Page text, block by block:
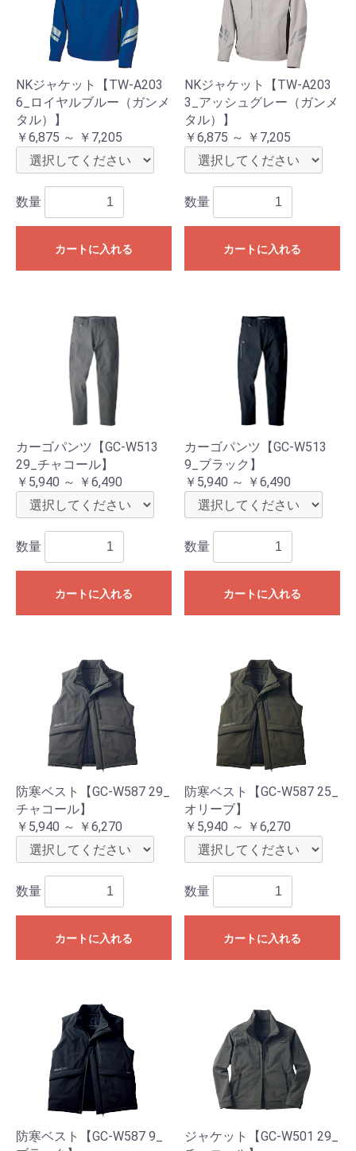
NKジャケット【TW-A203
6_ロイヤルブルー（ガンメ
タル）】
￥6,875 ～ ￥7,205
数量
カートに入れる
NKジャケット【TW-A203
3_アッシュグレー（ガンメ
タル）】
￥6,875 ～ ￥7,205
数量
カートに入れる
カーゴパンツ【GC-W513
29_チャコール】
￥5,940 ～ ￥6,490
数量
カートに入れる
カーゴパンツ【GC-W513
9_ブラック】
￥5,940 ～ ￥6,490
数量
カートに入れる
防寒ベスト【GC-W587 29_
チャコール】
￥5,940 ～ ￥6,270
数量
カートに入れる
防寒ベスト【GC-W587 25_
オリーブ】
￥5,940 ～ ￥6,270
数量
カートに入れる
防寒ベスト【GC-W587 9_
ジャケット【GC-W501 29_